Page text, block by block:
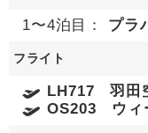
1〜4泊目： プラ
フライト
LH717 羽田
OS203 ウ